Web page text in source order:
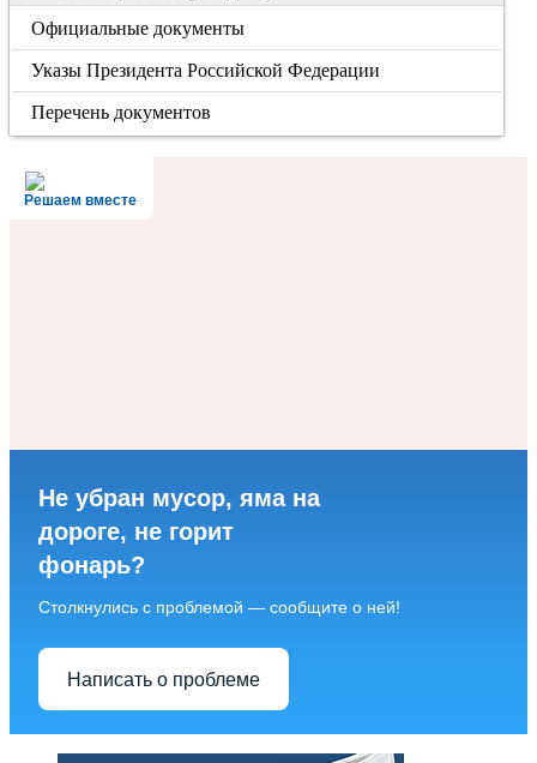
Официальные документы
Указы Президента Российской Федерации
Перечень документов
Решаем вместе
Не убран мусор, яма на
дороге, не горит
фонарь?
Столкнулись с проблемой — сообщите о ней!
Написать о проблеме